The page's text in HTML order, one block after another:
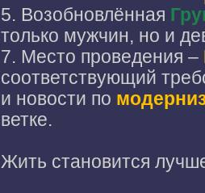
5. Возобновлённая
только мужчин, но и
7. Место проведения –
соответствующий
и новости по
ветке.
Жить становится